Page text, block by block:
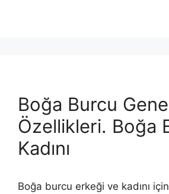
Boğa Burcu
Özellikleri. Boğa
Kadını
Boğa burcu erkeği ve kadını